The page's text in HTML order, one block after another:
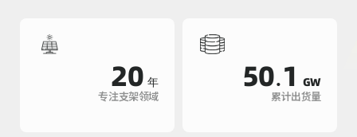
20 年
专注支架领域
50.1 GW
累计出货量